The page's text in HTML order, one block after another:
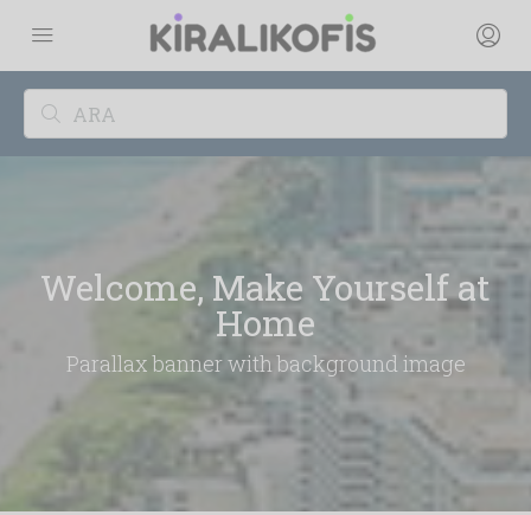
Welcome, Make Yourself at
Home
Parallax banner with background image